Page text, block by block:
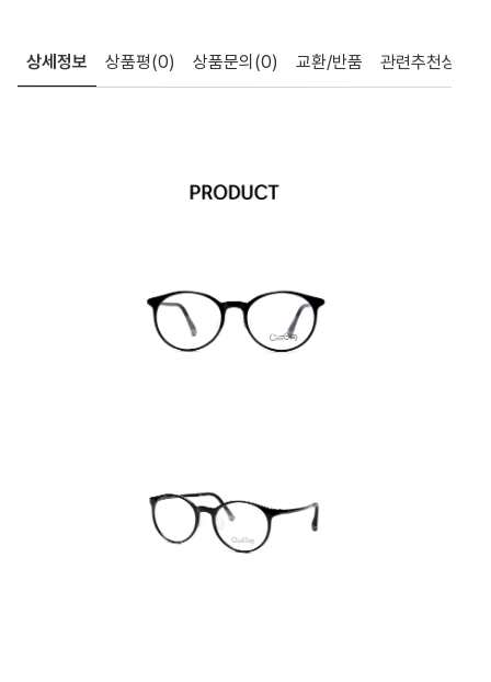
상세정보 상품평(0) 상품문의 (0) 교환/반품 관련추천상품